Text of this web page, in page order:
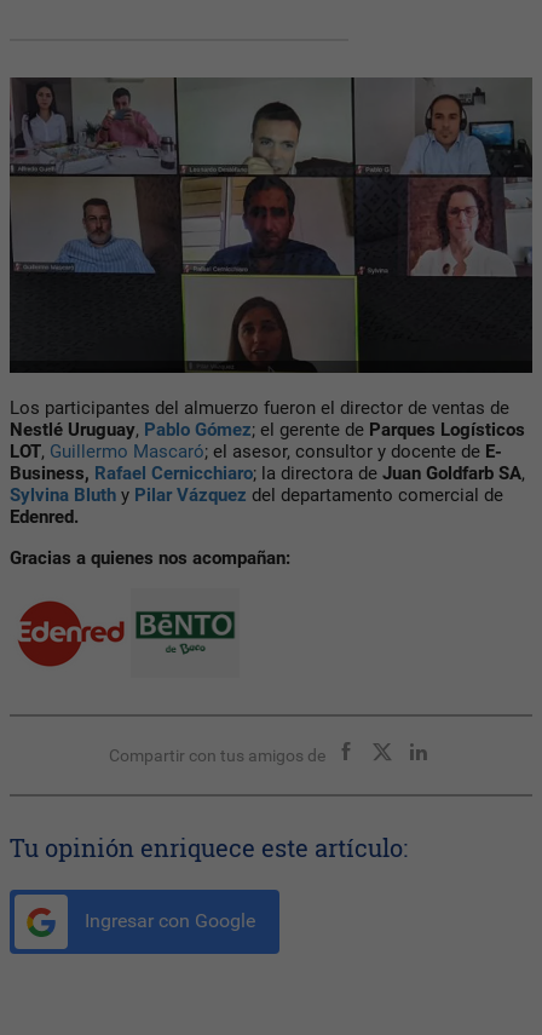
Los participantes del almuerzo fueron el director de ventas de
Nestlé Uruguay, Pablo Gómez; el gerente de Parques Logísticos
LOT, Guillermo Mascaró; el asesor, consultor y docente de E-
Business, Rafael Cernicchiaro; la directora de Juan Goldfarb SA,
Sylvina Bluth y Pilar Vázquez del departamento comercial de
Edenred.
Gracias a quienes nos acompañan:
Compartir con tus amigos de
Tu opinión enriquece este artículo:
Ingresar con Google